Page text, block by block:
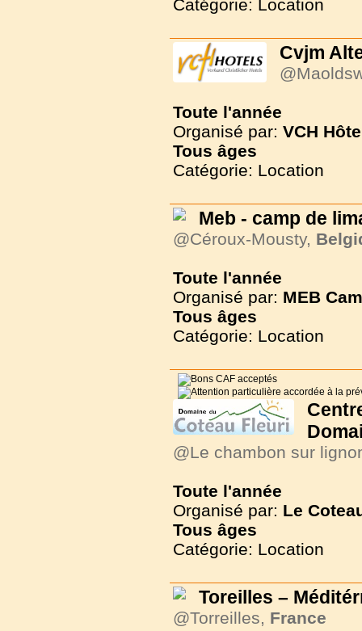
Catégorie: Location
Cvjm
Toute l'année
Organisé par: VCH
Tous âges
Catégorie: Location
Meb - camp de
@Céroux-Mousty,
Toute l'année
Organisé par: MEB
Tous âges
Catégorie: Location
@Le chambon sur
Toute l'année
Organisé par: Le
Tous âges
Catégorie: Location
Toreilles –
@Torreilles, France